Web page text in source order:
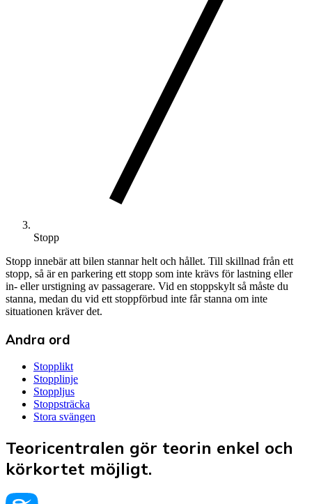
Stopp
Stopp innebär att bilen stannar helt och hållet. Till skillnad från ett
stopp, så är en parkering ett stopp som inte krävs för lastning eller
in- eller urstigning av passagerare. Vid en stoppskylt så måste du
stanna, medan du vid ett stoppförbud inte får stanna om inte
situationen kräver det.
Andra ord
Stopplikt
Stopplinje
Stoppljus
Stoppsträcka
Stora svängen
Teoricentralen gör teorin enkel och
körkortet möjligt.